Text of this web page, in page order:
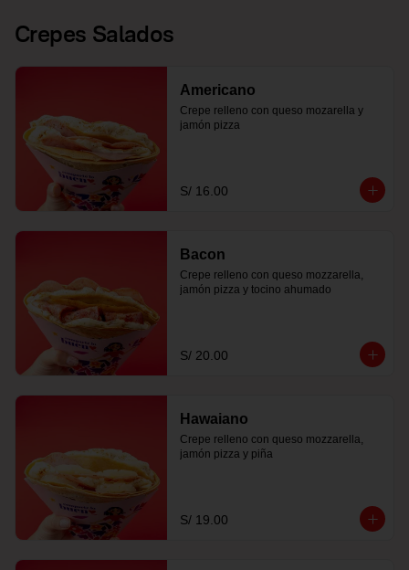
Crepes Salados
Americano
Crepe relleno con queso mozarella y
jamón pizza
S/ 16.00
Bacon
Crepe relleno con queso mozzarella,
jamón pizza y tocino ahumado
S/ 20.00
Hawaiano
Crepe relleno con queso mozzarella,
jamón pizza y piña
S/ 19.00